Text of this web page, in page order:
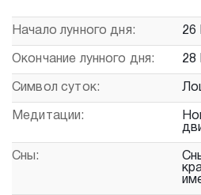
Начало лунного дня: 26
Окончание лунного дня: 28
Символ суток:
Медитации:
Сны: